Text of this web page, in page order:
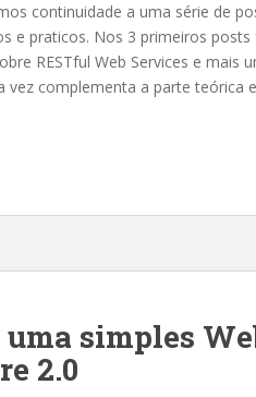
continuidade a uma série de
e praticos. Nos 3 primeiros
RESTful Web Services e mais
vez complementa a parte teórica
simples
2.0